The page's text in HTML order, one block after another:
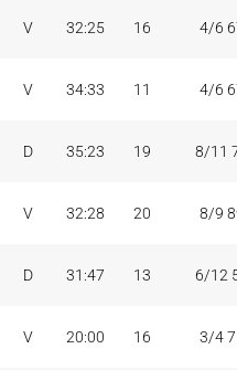
V 32:25 16 4/6
V 34:33 11 4/6
D 35:23 19 8/11
V 32:28 20 8/9
D 31:47 13 6/12
V 20:00 16 3/4